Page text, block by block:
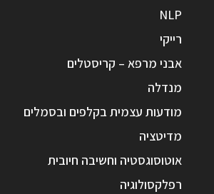
NLP
רייקי
אבני מרפא – קריסטלים
מנדלה
מודעות עצמית בקלפים ובסמלים
מדיטציה
אוטוסוגסטיה וחשיבה חיובית
רפלקסולוגיה